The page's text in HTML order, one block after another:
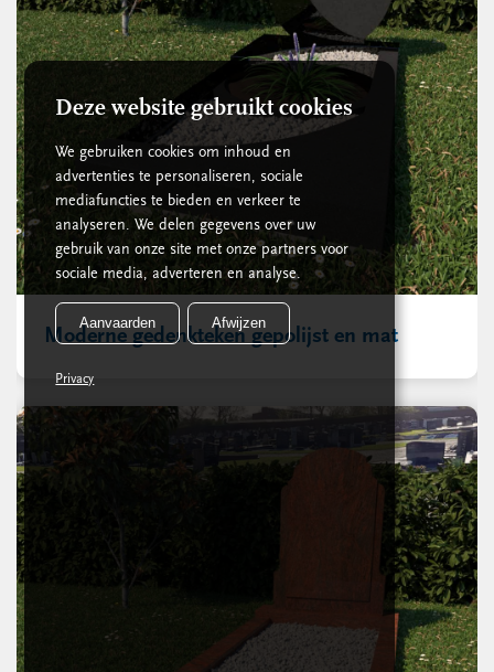
Moderne gedenkteken gepolijst en mat
Deze website gebruikt cookies
We gebruiken cookies om inhoud en
advertenties te personaliseren, sociale
mediafuncties te bieden en verkeer te
analyseren. We delen gegevens over uw
gebruik van onze site met onze partners voor
sociale media, adverteren en analyse.
Aanvaarden Afwijzen
Privacy